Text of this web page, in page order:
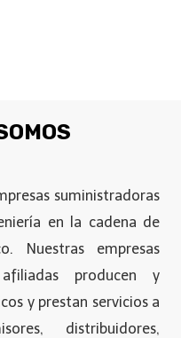
suministradoras
en la cadena de
Nuestras empresas
producen y
y prestan servicios a
distribuidores,